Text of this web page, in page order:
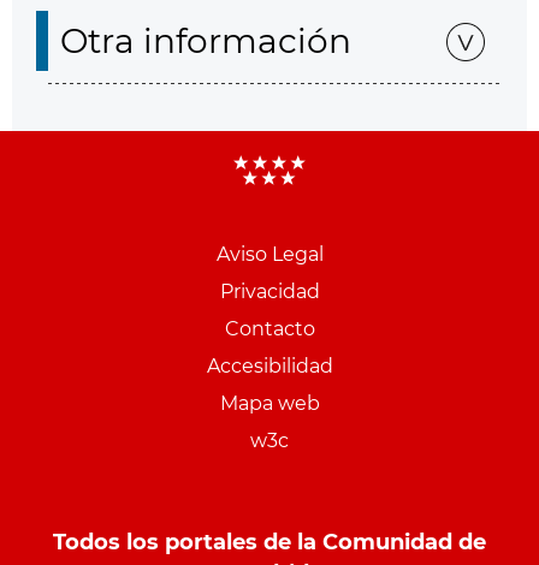
Otra información
Aviso Legal
Privacidad
Contacto
Accesibilidad
Mapa web
w3c
Todos los portales de la Comunidad de